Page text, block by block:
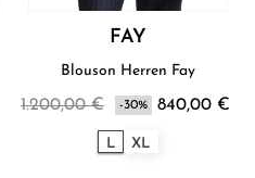
FAY
Blouson Herren Fay
1.200,00 € -30% 840,00 €
L XL